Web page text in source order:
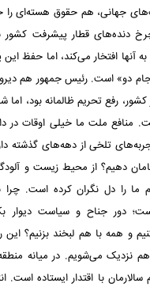
جهانی، هم حقوق هسته‌ای
دنده‌های قطار پیشرفت کشور
آنها افتخار می‌کند، اما حفظ
دو» است. رئیس جمهور هم
رفع تحریم ظالمانه بود، اما
منافع ملت ما خیلی اوقات در
تلخی از دهه‌های گذشته
دهیم؟ از محیط زیست و
ما را دل نگران کرده است. چرا
دور جناح و سیاست دیوار
و همه با هم لبخند بزنیم؟ این
نزدیک می‌شویم. در میانه
با اقتدار ایستاده است.